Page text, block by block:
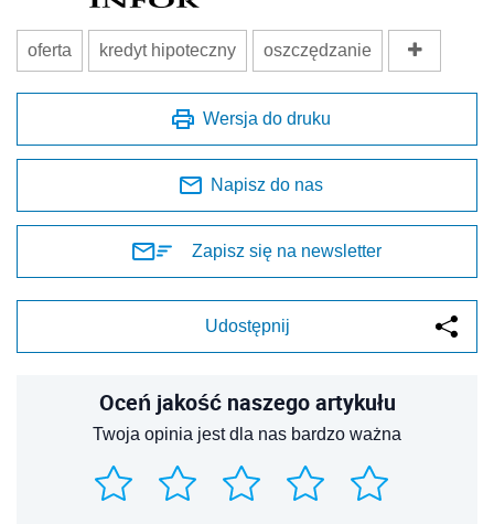
oferta kredyt hipoteczny oszczędzanie
Wersja do druku
Napisz do nas
Zapisz się na newsletter
Udostępnij
Oceń jakość naszego artykułu
Twoja opinia jest dla nas bardzo ważna